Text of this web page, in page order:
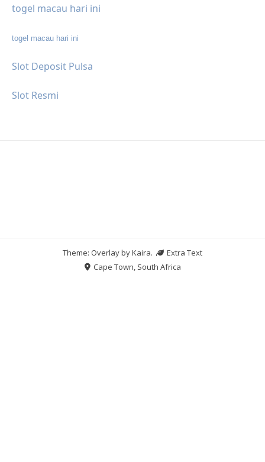
togel macau hari ini
togel macau hari ini
Slot Deposit Pulsa
Slot Resmi
Theme: Overlay byKaira.
Extra Text
Cape Town, South Africa